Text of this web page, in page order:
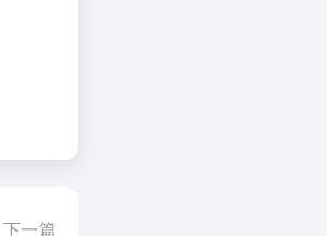
下一篇